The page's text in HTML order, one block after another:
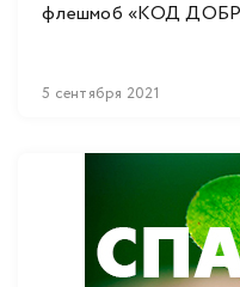
флешмоб «КОД
5 сентября 2021